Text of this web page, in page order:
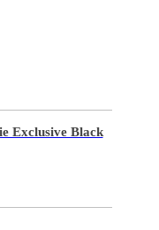
Exclusive Black